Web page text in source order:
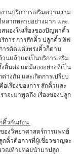
ลากหลายอย่างมาก และ
นองในเรื่องของปัญหาคิ้ว
การ การสักคิ้ว ปลูกคิ้ว ลิฟ
ารตัดแต่งทรงคิ้วก็ตาม
แล้วแต่เป็นบริการเสริม
สิ้นค่ะ แต่มีสองอย่างที่เป็น
างกัน และเกิดการเปรียบ
เรื่องของการ สักคิ้วและ
จะมาพูดถึง เรื่องของปลูก
คิ้วกันก่อน
กคิ้วคือการที่ผู้เชี่ยวชาญจะ
วณท้ายทอยนำมาปลูก